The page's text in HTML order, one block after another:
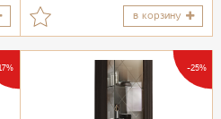
в корзину
-25%